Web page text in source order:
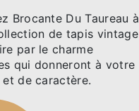
Brocante Du Taureau à
de tapis vintage
par le charme
qui donneront à votre
de caractère.